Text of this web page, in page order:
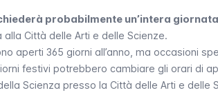
probabilmente un’intera giornata
Città delle Arti e delle Scienze.
aperti 365 giorni all’anno, ma occasioni
festivi potrebbero cambiare gli orari di